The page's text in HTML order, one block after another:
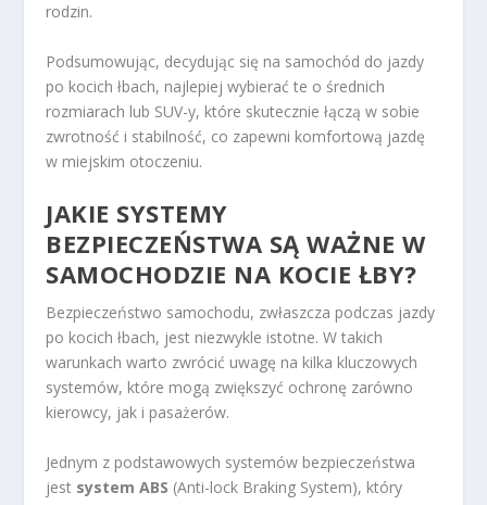
rodzin.
Podsumowując, decydując się na samochód do jazdy
po kocich łbach, najlepiej wybierać te o średnich
rozmiarach lub SUV-y, które skutecznie łączą w sobie
zwrotność i stabilność, co zapewni komfortową jazdę
w miejskim otoczeniu.
JAKIE SYSTEMY
BEZPIECZEŃSTWA SĄ WAŻNE W
SAMOCHODZIE NA KOCIE ŁBY?
Bezpieczeństwo samochodu, zwłaszcza podczas jazdy
po kocich łbach, jest niezwykle istotne. W takich
warunkach warto zwrócić uwagę na kilka kluczowych
systemów, które mogą zwiększyć ochronę zarówno
kierowcy, jak i pasażerów.
Jednym z podstawowych systemów bezpieczeństwa
jest system ABS (Anti-lock Braking System), który